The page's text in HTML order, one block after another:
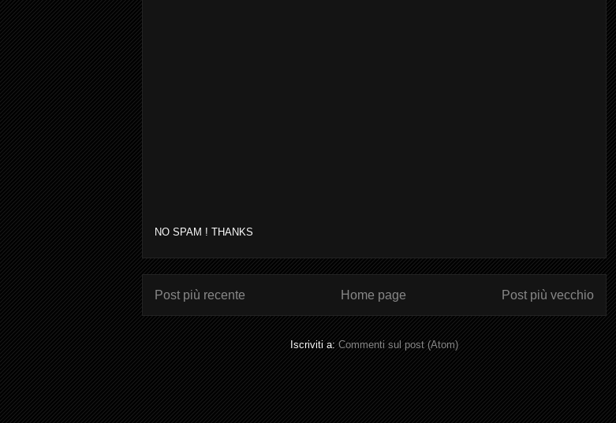
NO SPAM ! THANKS
Post più recente Post più vecchio
Home page
Iscriviti a: Commenti sul post (Atom)